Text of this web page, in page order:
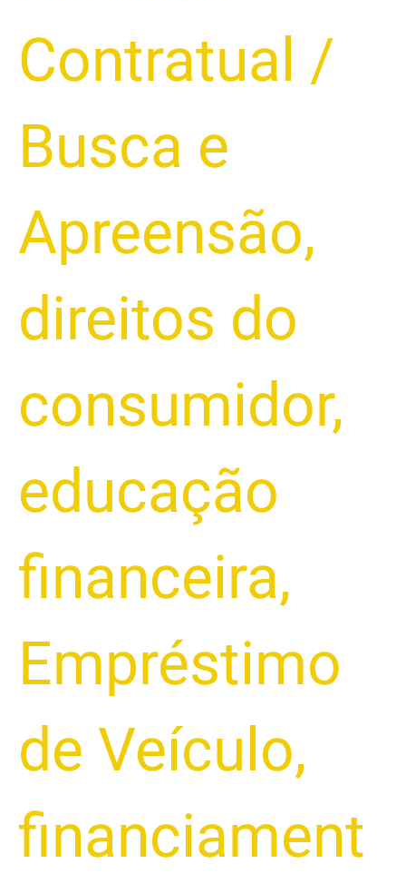
Contratual /
Busca e
Apreensão,
direitos do
consumidor,
educação
financeira,
Empréstimo
de Veículo,
financiament
seu
Automóvel